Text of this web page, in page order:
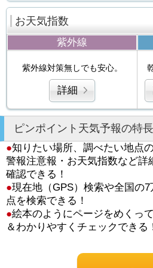
お天気指数
紫外線
紫外線対策無しでも安心。
詳細
ピンポイント天気予報の特長
●知りたい場所、調べたい地点
警報注意報・お天気指数など詳
確認できる！
●現在地（GPS）検索や全国の
点を検索できる！
●絵本のようにページをめくっ
＆わかりやすくチェックできる